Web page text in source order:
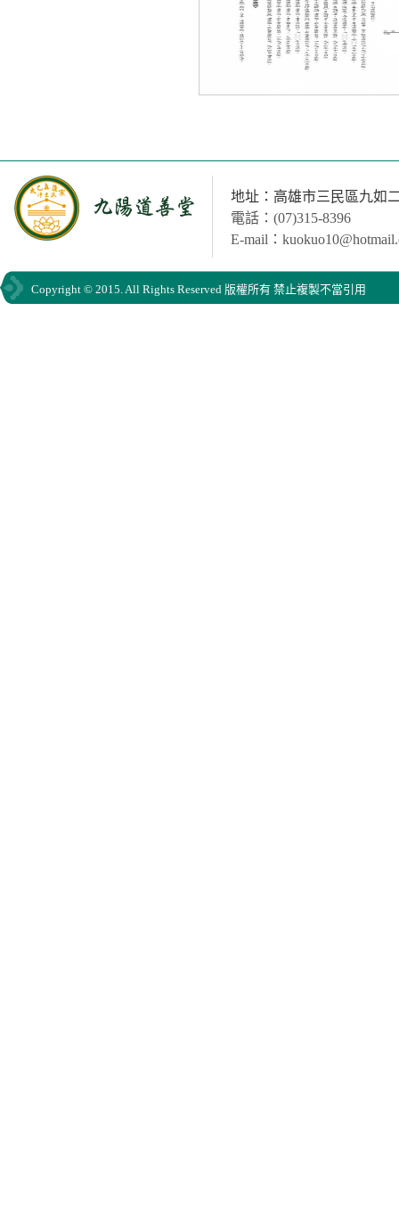
地址：高雄市三民區九如
電話：(07)315-8396
E-mail：
Copyright © 2015. All Rights Reserved 版權所有 禁止複製不當引用